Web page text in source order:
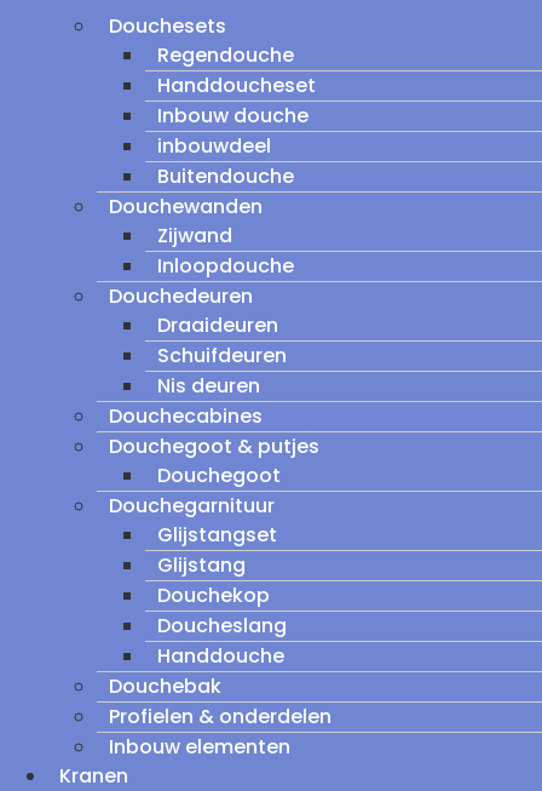
Douchesets
Regendouche
Handdoucheset
Inbouw douche
inbouwdeel
Buitendouche
Douchewanden
Zijwand
Inloopdouche
Douchedeuren
Draaideuren
Schuifdeuren
Nis deuren
Douchecabines
Douchegoot & putjes
Douchegoot
Douchegarnituur
Glijstangset
Glijstang
Douchekop
Doucheslang
Handdouche
Douchebak
Profielen & onderdelen
Inbouw elementen
Kranen